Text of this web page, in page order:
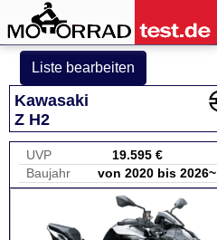
Liste bearbeiten
Kawasaki
Z H2
UVP
19.595 €
Baujahr
von 2020 bis 2026~